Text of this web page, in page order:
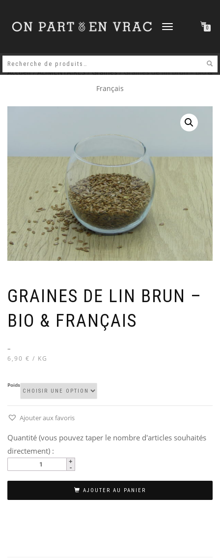
DÉPLIER
0
Accueil/ALIMENTAIRES/Graines/ Graines de lin brun – Bio &
Français
GRAINES DE LIN BRUN –
BIO & FRANÇAIS
–
6,90 € / KG
Poids
Ajouter aux favoris
Quantité (vous pouvez taper le nombre d'articles souhaités
directement) :
AJOUTER AU PANIER